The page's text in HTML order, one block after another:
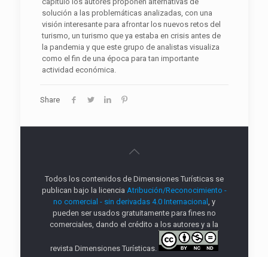
solución a las problemáticas analizadas, con una
visión interesante para afrontar los nuevos retos del
turismo, un turismo que ya estaba en crisis antes de
la pandemia y que este grupo de analistas visualiza
como el fin de una época para tan importante
actividad económica.
Share
Todos los contenidos de Dimensiones Turísticas se
publican bajo la licencia Atribución/Reconocimiento -
no comercial - sin derivadas 4.0 Internacional , y
pueden ser usados gratuitamente para fines no
comerciales, dando el crédito a los autores y a la
revista Dimensiones Turísticas.